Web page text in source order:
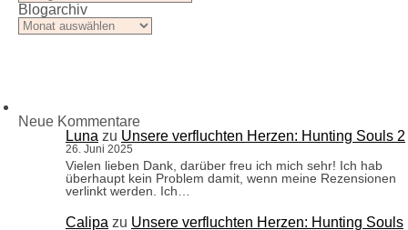
Blogarchiv
Blogarchiv
Neue Kommentare
Luna zu Unsere verfluchten Herzen: Hunting Souls 2
26. Juni 2025
Vielen lieben Dank, darüber freu ich mich sehr! Ich hab
überhaupt kein Problem damit, wenn meine Rezensionen
verlinkt werden. Ich…
Calipa zu Unsere verfluchten Herzen: Hunting Souls